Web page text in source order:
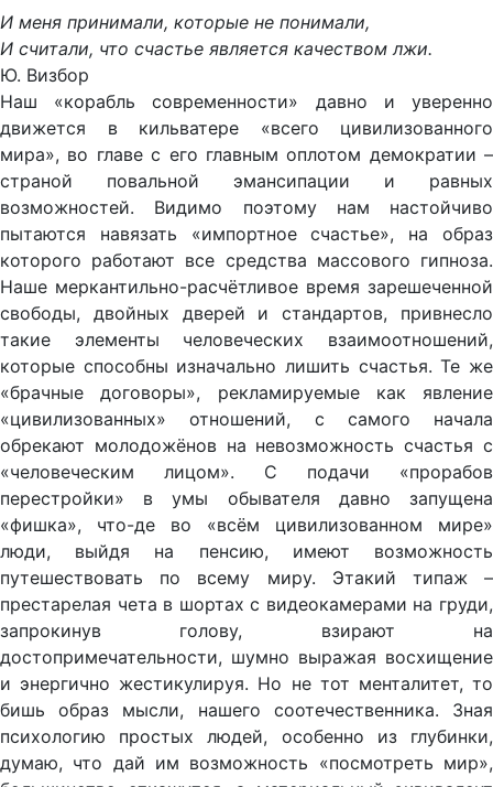
И меня принимали, которые не понимали,
И считали, что счастье является качеством лжи.
Ю. Визбор
Наш «корабль современности» давно и уверенно
движется в кильватере «всего цивилизованного
мира», во главе с его главным оплотом демократии –
страной повальной эмансипации и равных
возможностей. Видимо поэтому нам настойчиво
пытаются навязать «импортное счастье», на образ
которого работают все средства массового гипноза.
Наше меркантильно-расчётливое время зарешеченной
свободы, двойных дверей и стандартов, привнесло
такие элементы человеческих взаимоотношений,
которые способны изначально лишить счастья. Те же
«брачные договоры», рекламируемые как явление
«цивилизованных» отношений, с самого начала
обрекают молодожёнов на невозможность счастья с
«человеческим лицом». С подачи «прорабов
перестройки» в умы обывателя давно запущена
«фишка», что-де во «всём цивилизованном мире»
люди, выйдя на пенсию, имеют возможность
путешествовать по всему миру. Этакий типаж –
престарелая чета в шортах с видеокамерами на груди,
запрокинув голову, взирают на
достопримечательности, шумно выражая восхищение
и энергично жестикулируя. Но не тот менталитет, то
бишь образ мысли, нашего соотечественника. Зная
психологию простых людей, особенно из глубинки,
думаю, что дай им возможность «посмотреть мир»,